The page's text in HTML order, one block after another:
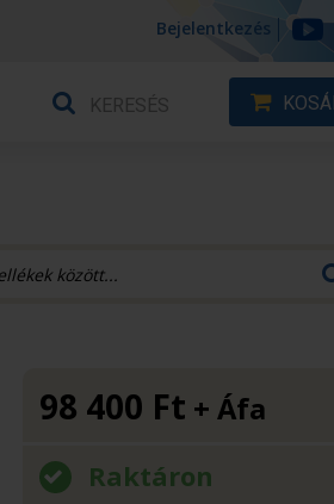
Bejelentkezés
98 400 Ft + Áfa
Raktáron